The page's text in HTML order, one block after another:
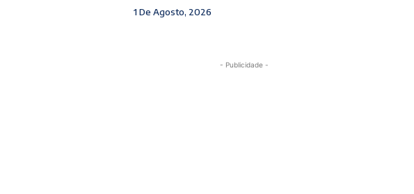
1 De Agosto, 2026
- Publicidade -